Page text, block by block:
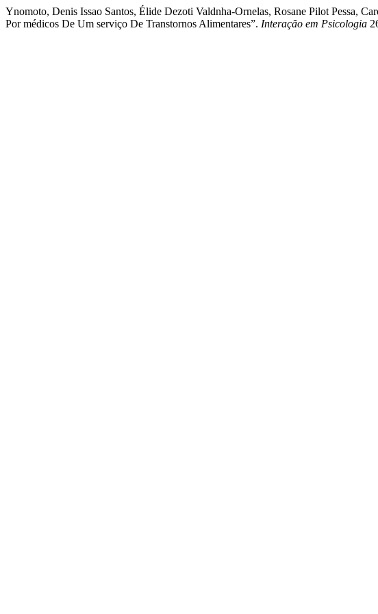
Ynomoto, Denis Issao Santos, Élide Dezoti Valdnha-Ornelas, Rosane Pilot Pessa,
Por médicos De Um serviço De Transtornos Alimentares”. Interação em Psicologia